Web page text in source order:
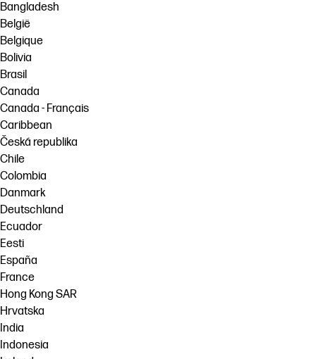
Bangladesh
België
Belgique
Bolivia
Brasil
Canada
Canada - Français
Caribbean
Česká republika
Chile
Colombia
Danmark
Deutschland
Ecuador
Eesti
España
France
Hong Kong SAR
Hrvatska
India
Indonesia